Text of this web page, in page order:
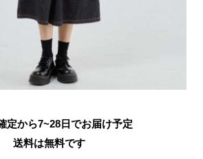
定から7~28日でお届け予定
送料は無料です